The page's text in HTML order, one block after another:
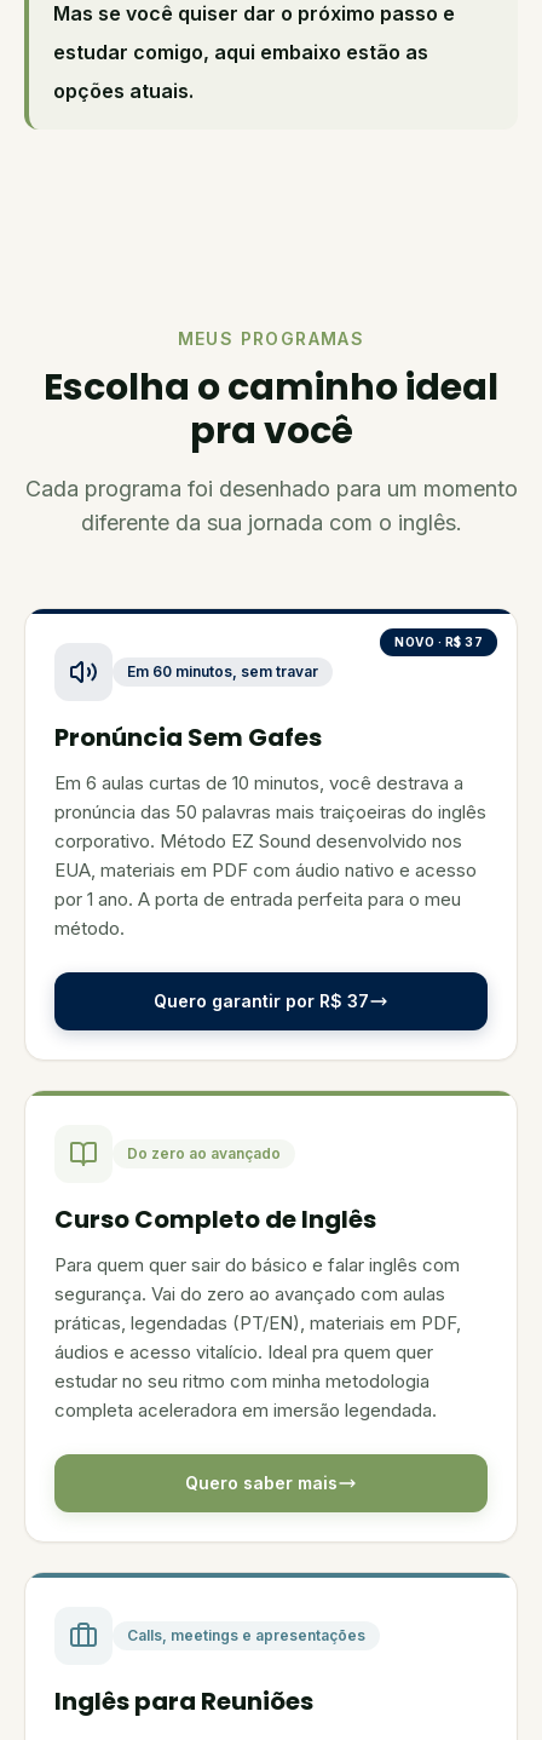
Mas se você quiser dar o próximo passo e
estudar comigo, aqui embaixo estão as
opções atuais.
MEUS PROGRAMAS
Escolha o caminho ideal
pra você
Cada programa foi desenhado para um momento
diferente da sua jornada com o inglês.
NOVO · R$ 37
Em 60 minutos, sem travar
Pronúncia Sem Gafes
Em 6 aulas curtas de 10 minutos, você destrava a
pronúncia das 50 palavras mais traiçoeiras do inglês
corporativo. Método EZ Sound desenvolvido nos
EUA, materiais em PDF com áudio nativo e acesso
por 1 ano. A porta de entrada perfeita para o meu
método.
Quero garantir por R$ 37
Do zero ao avançado
Curso Completo de Inglês
Para quem quer sair do básico e falar inglês com
segurança. Vai do zero ao avançado com aulas
práticas, legendadas (PT/EN), materiais em PDF,
áudios e acesso vitalício. Ideal pra quem quer
estudar no seu ritmo com minha metodologia
completa aceleradora em imersão legendada.
Quero saber mais
Calls, meetings e apresentações
Inglês para Reuniões